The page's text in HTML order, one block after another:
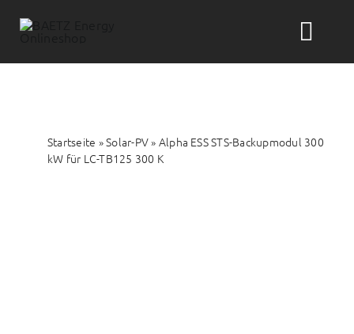
Inhalt
Solar-PV
Startseite »Solar-PV» Alpha ESS STS-Backupmodul 300
kW für LC-TB125 300 K